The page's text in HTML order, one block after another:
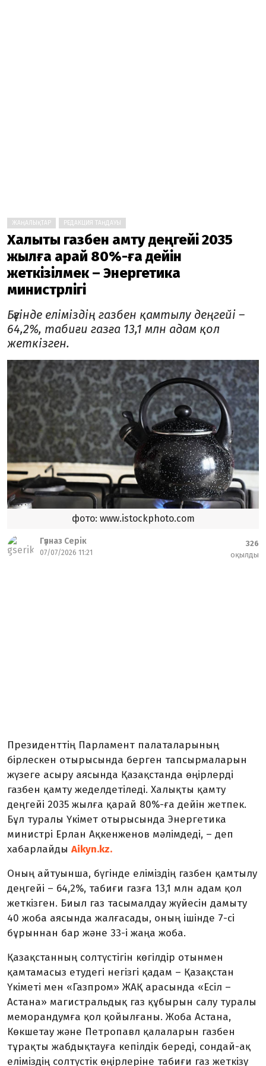
ЖАҢАЛЫҚТАР РЕДАКЦИЯ ТАҢДАУЫ
Халықты газбен қамту деңгейі 2035
жылға қарай 80%-ға дейін
жеткізілмек – Энергетика
министрлігі
Бүгінде еліміздің газбен қамтылу деңгейі –
64,2%, табиғи газға 13,1 млн адам қол
жеткізген.
фото: www.istockphoto.com
Гүлназ Серік
07/07/2026 11:21
326
оқылды
Президенттің Парламент палаталарының
бірлескен отырысында берген тапсырмаларын
жүзеге асыру аясында Қазақстанда өңірлерді
газбен қамту жеделдетіледі. Халықты қамту
деңгейі 2035 жылға қарай 80%-ға дейін жетпек.
Бұл туралы Үкімет отырысында Энергетика
министрі Ерлан Ақкенженов мәлімдеді, – деп
хабарлайды Aikyn.kz.
Оның айтуынша, бүгінде еліміздің газбен қамтылу
деңгейі – 64,2%, табиғи газға 13,1 млн адам қол
жеткізген. Биыл газ тасымалдау жүйесін дамыту
40 жоба аясында жалғасады, оның ішінде 7-сі
бұрыннан бар және 33-і жаңа жоба.
Қазақстанның солтүстігін көгілдір отынмен
қамтамасыз етудегі негізгі қадам – Қазақстан
Үкіметі мен «Газпром» ЖАҚ арасында «Есіл –
Астана» магистральдық газ құбырын салу туралы
меморандумға қол қойылғаны. Жоба Астана,
Көкшетау және Петропавл қалаларын газбен
тұрақты жабдықтауға кепілдік береді, сондай-ақ
еліміздің солтүстік өңірлеріне табиғи газ жеткізу